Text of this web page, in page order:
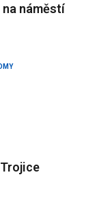
na náměstí